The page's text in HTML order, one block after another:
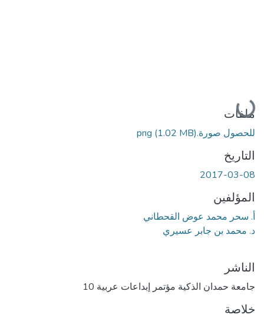
جاري التحميل...
ملفات
للحصول صورة.png(1.02 MB)
التاريخ
2017-03-08
المؤلفين
أ. سحر محمد عوض القحطاني
د. محمد بن جابر عسيري
الناشر
جامعة حمدان الذكية مؤتمر إبداعات عربية 10
خلاصة